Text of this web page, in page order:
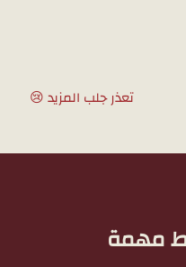
تعذر جلب المزيد 😢
مهمة